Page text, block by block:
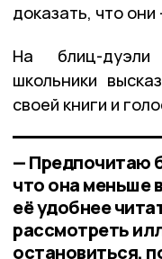
доказать, что
На блиц-
школьники
своей книги и
— Предпочитаю
что она меньше
её удобнее
рассмотреть
остановиться,